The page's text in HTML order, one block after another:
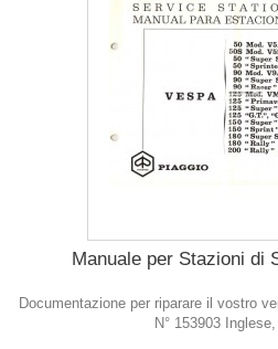
Manuale per Stazioni di
Documentazione per riparare il vostro
N° 153903